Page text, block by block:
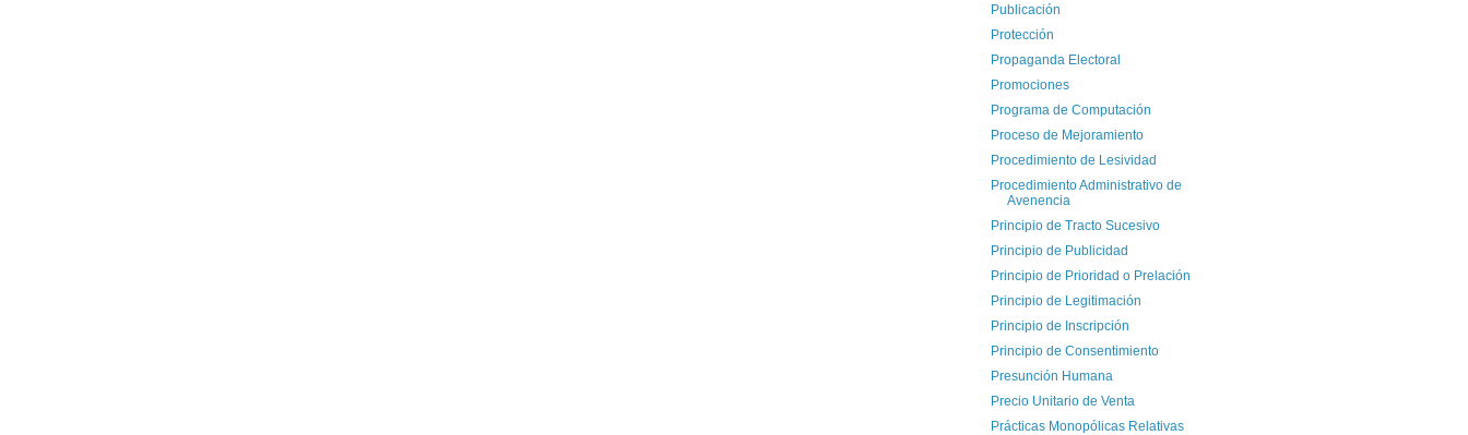
Publicación
Protección
Propaganda Electoral
Promociones
Programa de Computación
Proceso de Mejoramiento
Procedimiento de Lesividad
Procedimiento Administrativo de
Avenencia
Principio de Tracto Sucesivo
Principio de Publicidad
Principio de Prioridad o Prelación
Principio de Legitimación
Principio de Inscripción
Principio de Consentimiento
Presunción Humana
Precio Unitario de Venta
Prácticas Monopólicas Relativas